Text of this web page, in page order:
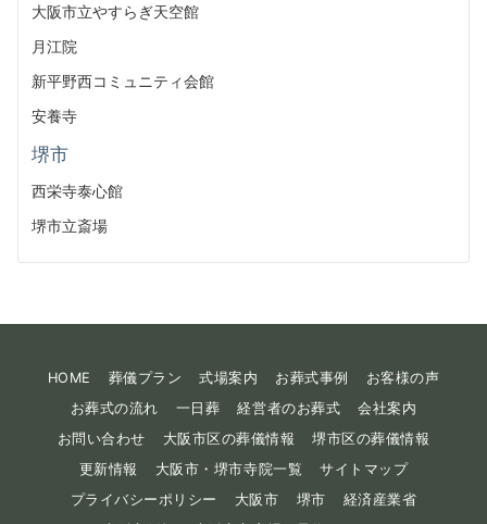
大阪市立やすらぎ天空館
月江院
新平野西コミュニティ会館
安養寺
堺市
西栄寺泰心館
堺市立斎場
HOME 葬儀プラン 式場案内 お葬式事例
お客様の声
お葬式の流れ
一日葬 経営者のお葬式
会社案内
お問い合わせ
大阪市区の葬儀情報
堺市区の葬儀情報
更新情報
大阪市・堺市寺院一覧
サイトマップ
プライバシーポリシー
大阪市 堺市
経済産業省